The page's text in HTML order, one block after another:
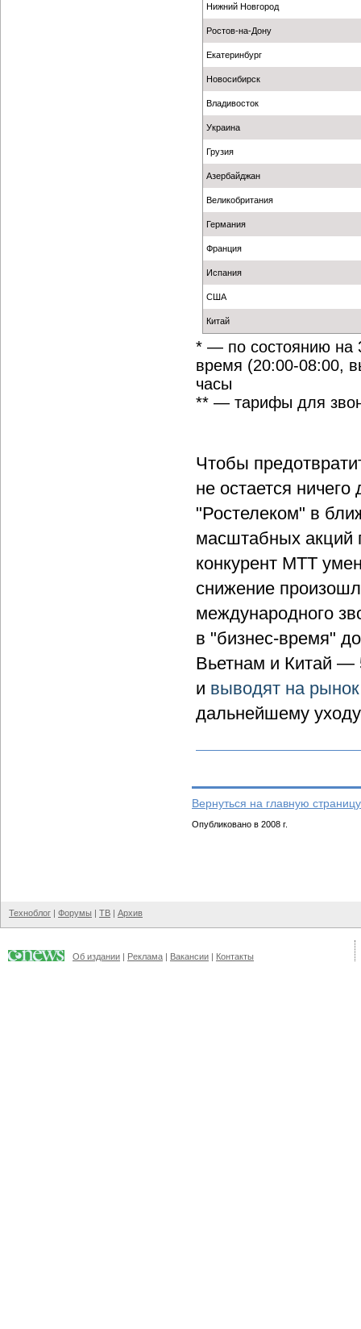
Нижний Новгород
Ростов-на-Дону
Екатеринбург
Новосибирск
Владивосток
Украина
Грузия
Азербайджан
Великобритания
Германия
Франция
Испания
США
Китай
* — по состоянию на
время (20:00-08:00,
часы
** — тарифы для
Чтобы
не остается
"Ростелеком" в
масштабных акций
конкурент МТТ
снижение
международного
в "бизнес-время"
Вьетнам и Китай —
и выводят на рынок
дальнейшему
Вернуться на главную
Опубликовано в 2008 г.
Техноблог | Форумы | ТВ | Архив
Об издании | Реклама | Вакансии | Контакты